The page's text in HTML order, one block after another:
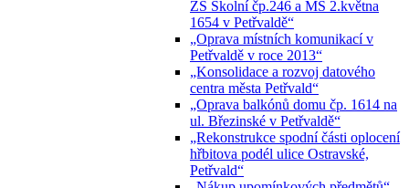
ZŠ Školní čp.246 a MŠ 2.května
1654 v Petřvaldě“
„Oprava místních komunikací v
Petřvaldě v roce 2013“
„Konsolidace a rozvoj datového
centra města Petřvald“
„Oprava balkónů domu čp. 1614 na
ul. Březinské v Petřvaldě“
„Rekonstrukce spodní části oplocení
hřbitova podél ulice Ostravské,
Petřvald“